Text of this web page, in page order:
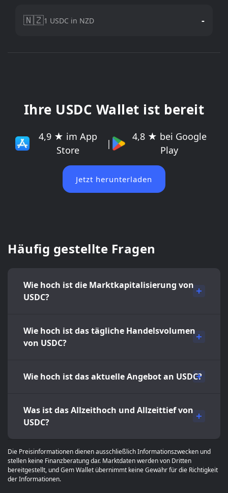
🇳🇿1 USDC in NZD -
Ihre USDC Wallet ist bereit
4,9 ★ im App
Store
|
4,8 ★ bei Google
Play
Jetzt herunterladen
Häufig gestellte Fragen
Wie hoch ist die Marktkapitalisierung von
USDC?
Wie hoch ist das tägliche Handelsvolumen
von USDC?
Wie hoch ist das aktuelle Angebot an USDC?
Was ist das Allzeithoch und Allzeittief von
USDC?
Die Preisinformationen dienen ausschließlich Informationszwecken und
stellen keine Finanzberatung dar. Marktdaten werden von Dritten
bereitgestellt, und Gem Wallet übernimmt keine Gewähr für die Richtigkeit
der Informationen.